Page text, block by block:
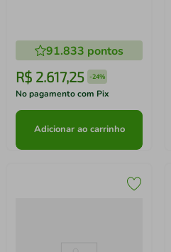
Gaming e Alexa Integrada
91.833 pontos
R$ 2.617,25 -24%
No pagamento com Pix
Adicionar ao carrinho